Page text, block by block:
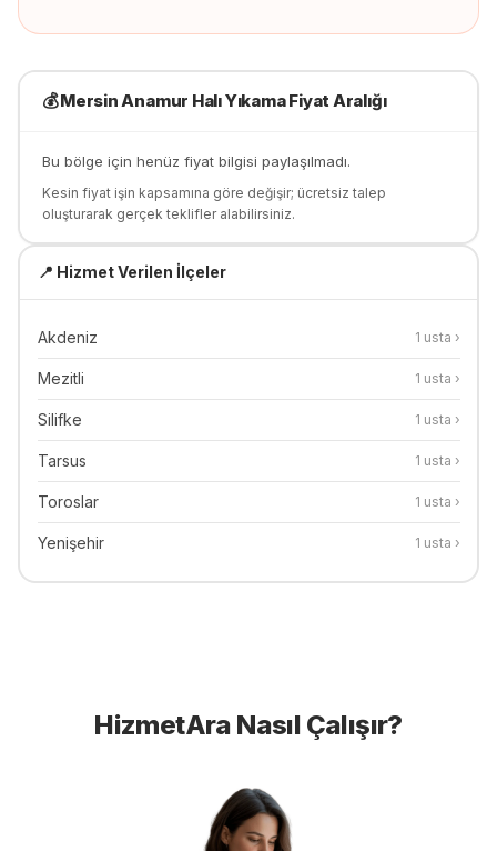
💰Mersin Anamur Halı YıkamaFiyat Aralığı
Bu bölge için henüz fiyat bilgisi paylaşılmadı.
Kesin fiyat işin kapsamına göre değişir; ücretsiz talep
oluşturarak gerçek teklifler alabilirsiniz.
📍 Hizmet Verilen İlçeler
Akdeniz 1 usta ›
Mezitli 1 usta ›
Silifke 1 usta ›
Tarsus 1 usta ›
Toroslar 1 usta ›
Yenişehir 1 usta ›
HizmetAra Nasıl Çalışır?